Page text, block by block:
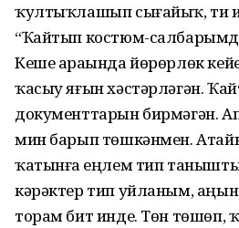
ҡултыҡлашып сығайыҡ, ти
“Ҡайтып костюм-
Кеше араһында йөрөрлөк
ҡасыу яғын хәстәрләгән.
документтарын бирмәгән.
мин барып төшкәнмен.
ҡатынға һеңлем тип
кәрәктер тип уйланым,
торам бит инде. Төн төшөп,